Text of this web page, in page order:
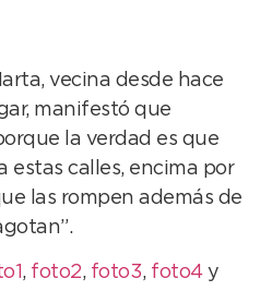
vecina desde hace
manifestó que
la verdad es que
estas calles, encima por
las rompen además de
, foto2, foto3, foto4 y